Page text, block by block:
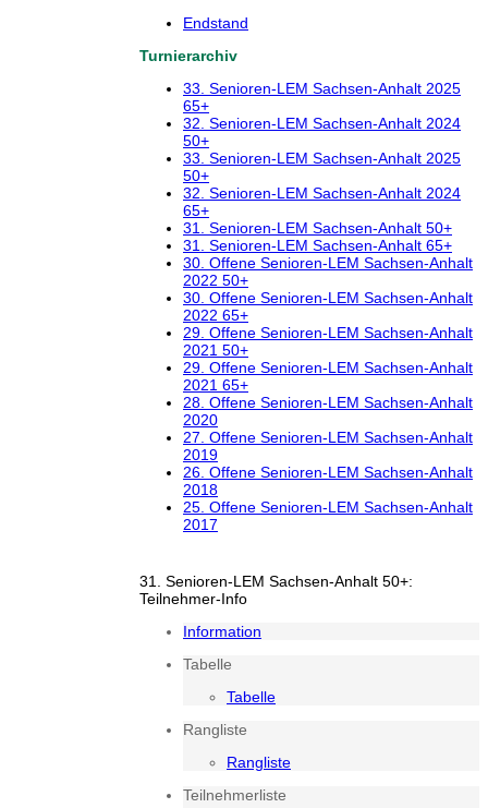
Endstand
Turnierarchiv
33. Senioren-LEM Sachsen-Anhalt 2025
65+
32. Senioren-LEM Sachsen-Anhalt 2024
50+
33. Senioren-LEM Sachsen-Anhalt 2025
50+
32. Senioren-LEM Sachsen-Anhalt 2024
65+
31. Senioren-LEM Sachsen-Anhalt 50+
31. Senioren-LEM Sachsen-Anhalt 65+
30. Offene Senioren-LEM Sachsen-Anhalt
2022 50+
30. Offene Senioren-LEM Sachsen-Anhalt
2022 65+
29. Offene Senioren-LEM Sachsen-Anhalt
2021 50+
29. Offene Senioren-LEM Sachsen-Anhalt
2021 65+
28. Offene Senioren-LEM Sachsen-Anhalt
2020
27. Offene Senioren-LEM Sachsen-Anhalt
2019
26. Offene Senioren-LEM Sachsen-Anhalt
2018
25. Offene Senioren-LEM Sachsen-Anhalt
2017
31. Senioren-LEM Sachsen-Anhalt 50+:
Teilnehmer-Info
Information
Tabelle
Tabelle
Rangliste
Rangliste
Teilnehmerliste